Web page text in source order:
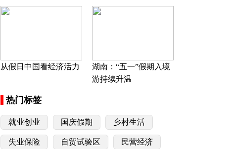
从假日中国看经济活力
湖南：“五一”假期入境
游持续升温
热门标签
就业创业 国庆假期 乡村生活
失业保险 自贸试验区 民营经济